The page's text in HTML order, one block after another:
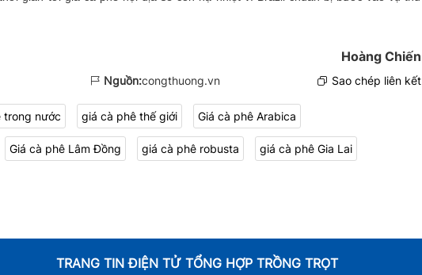
Hoàng Chiến
Nguồn:congthuong.vn Sao chép liên kết
trong nước giá cà phê thế giới Giá cà phê Arabica
Giá cà phê Lâm Đồng ​​​​​​​​​​​​​​giá cà phê robusta ​​​​​​​​​​​​​​​​​​​​​giá cà phê Gia Lai​​​​​​​​​​​​​​​​​​​​​​​​​​​​​​​​​​​​​​​​​​
TRANG TIN ĐIỆN TỬ TỔNG HỢP TRỒNG TRỌT